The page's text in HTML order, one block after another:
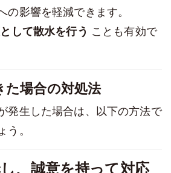
影響を軽減できます。
して散水を行う ことも有効で
た場合の対処法
発生した場合は、以下の方法で
。
、誠意を持って対応